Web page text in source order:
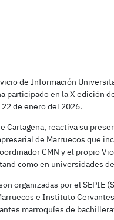
de Información
en la X edición
de enero del 2026.
Cartagena, reactiva su
de Marruecos que
CMN y el propio
como en universidades
organizadas por el
e Instituto
marroquíes de